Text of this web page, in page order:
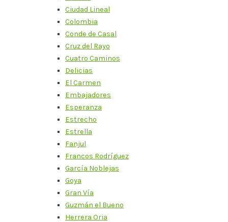
Ciudad Lineal
Colombia
Conde de Casal
Cruz del Rayo
Cuatro Caminos
Delicias
El Carmen
Embajadores
Esperanza
Estrecho
Estrella
Fanjul
Francos Rodríguez
García Noblejas
Goya
Gran Vía
Guzmán el Bueno
Herrera Oria